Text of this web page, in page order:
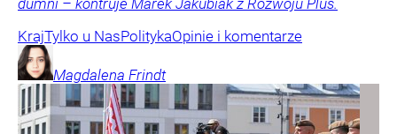
KrajTylko u NasPolitykaOpinie i komentarze
Magdalena Frindt